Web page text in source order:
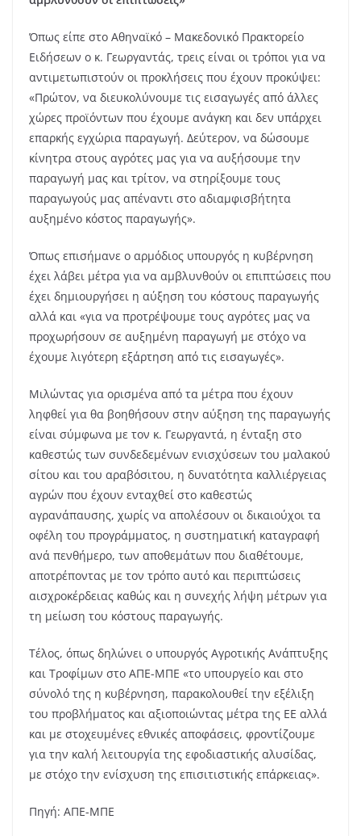
Όπως είπε στο Αθηναϊκό – Μακεδονικό Πρακτορείο
Ειδήσεων ο κ. Γεωργαντάς, τρεις είναι οι τρόποι για να
αντιμετωπιστούν οι προκλήσεις που έχουν προκύψει:
«Πρώτον, να διευκολύνουμε τις εισαγωγές από άλλες
χώρες προϊόντων που έχουμε ανάγκη και δεν υπάρχει
επαρκής εγχώρια παραγωγή. Δεύτερον, να δώσουμε
κίνητρα στους αγρότες μας για να αυξήσουμε την
παραγωγή μας και τρίτον, να στηρίξουμε τους
παραγωγούς μας απέναντι στο αδιαμφισβήτητα
αυξημένο κόστος παραγωγής».
Όπως επισήμανε ο αρμόδιος υπουργός η κυβέρνηση
έχει λάβει μέτρα για να αμβλυνθούν οι επιπτώσεις που
έχει δημιουργήσει η αύξηση του κόστους παραγωγής
αλλά και «για να προτρέψουμε τους αγρότες μας να
προχωρήσουν σε αυξημένη παραγωγή με στόχο να
έχουμε λιγότερη εξάρτηση από τις εισαγωγές».
Μιλώντας για ορισμένα από τα μέτρα που έχουν
ληφθεί για θα βοηθήσουν στην αύξηση της παραγωγής
είναι σύμφωνα με τον κ. Γεωργαντά, η ένταξη στο
καθεστώς των συνδεδεμένων ενισχύσεων του μαλακού
σίτου και του αραβόσιτου, η δυνατότητα καλλιέργειας
αγρών που έχουν ενταχθεί στο καθεστώς
αγρανάπαυσης, χωρίς να απολέσουν οι δικαιούχοι τα
οφέλη του προγράμματος, η συστηματική καταγραφή
ανά πενθήμερο, των αποθεμάτων που διαθέτουμε,
αποτρέποντας με τον τρόπο αυτό και περιπτώσεις
αισχροκέρδειας καθώς και η συνεχής λήψη μέτρων για
τη μείωση του κόστους παραγωγής.
Τέλος, όπως δηλώνει ο υπουργός Αγροτικής Ανάπτυξης
και Τροφίμων στο ΑΠΕ-ΜΠΕ «το υπουργείο και στο
σύνολό της η κυβέρνηση, παρακολουθεί την εξέλιξη
του προβλήματος και αξιοποιώντας μέτρα της ΕΕ αλλά
και με στοχευμένες εθνικές αποφάσεις, φροντίζουμε
για την καλή λειτουργία της εφοδιαστικής αλυσίδας,
με στόχο την ενίσχυση της επισιτιστικής επάρκειας».
Πηγή: ΑΠΕ-ΜΠΕ